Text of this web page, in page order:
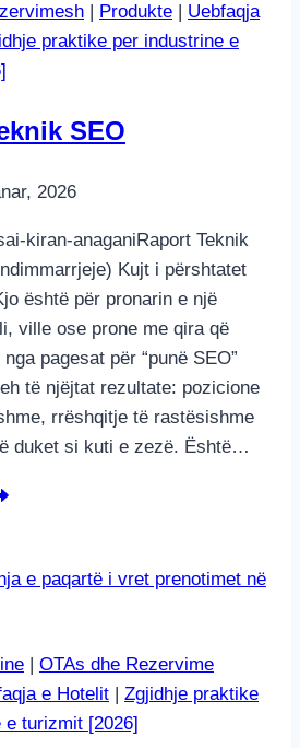
Produkte
Uebfaqja
praktike per industrine e
SEO
2026
kiran-anaganiRaport Teknik
Kujt i përshtatet
është për pronarin e një
ville ose prone me qira që
pagesat për “punë SEO”
të njëjtat rezultate: pozicione
rrëshqitje të rastësishme
duket si kuti e zezë. Është…
OTAs dhe Rezervime
e Hotelit
Zgjidhje praktike
e turizmit [2026]